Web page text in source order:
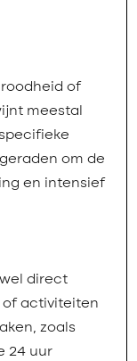
of
meestal
om de
en intensief
direct
of activiteiten
zoals
24 uur